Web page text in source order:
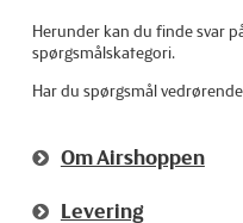
Herunder kan du finde svar
spørgsmålskategori.
Har du spørgsmål
Om Airshoppen
Levering